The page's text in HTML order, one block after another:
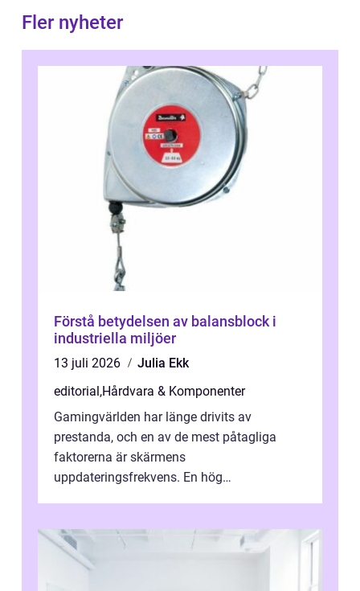
Fler nyheter
Förstå betydelsen av balansblock i
industriella miljöer
13 juli 2026
Julia Ekk
editorial,Hårdvara & Komponenter
Gamingvärlden har länge drivits av
prestanda, och en av de mest påtagliga
faktorerna är skärmens
uppdateringsfrekvens. En hög